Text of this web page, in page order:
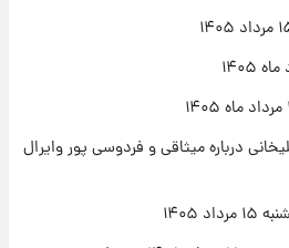
واقعی پنجشنبه ۱۵ مرداد ۱۴۰۵
درباره میثاقی و فردوسی پور وایرال
۱۴۰۵